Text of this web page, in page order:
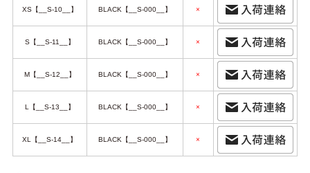
XS【__S-10__】 BLACK【__S-000__】 ×
S【__S-11__】 BLACK【__S-000__】 ×
M【__S-12__】 BLACK【__S-000__】 ×
L【__S-13__】 BLACK【__S-000__】 ×
XL【__S-14__】 BLACK【__S-000__】 ×